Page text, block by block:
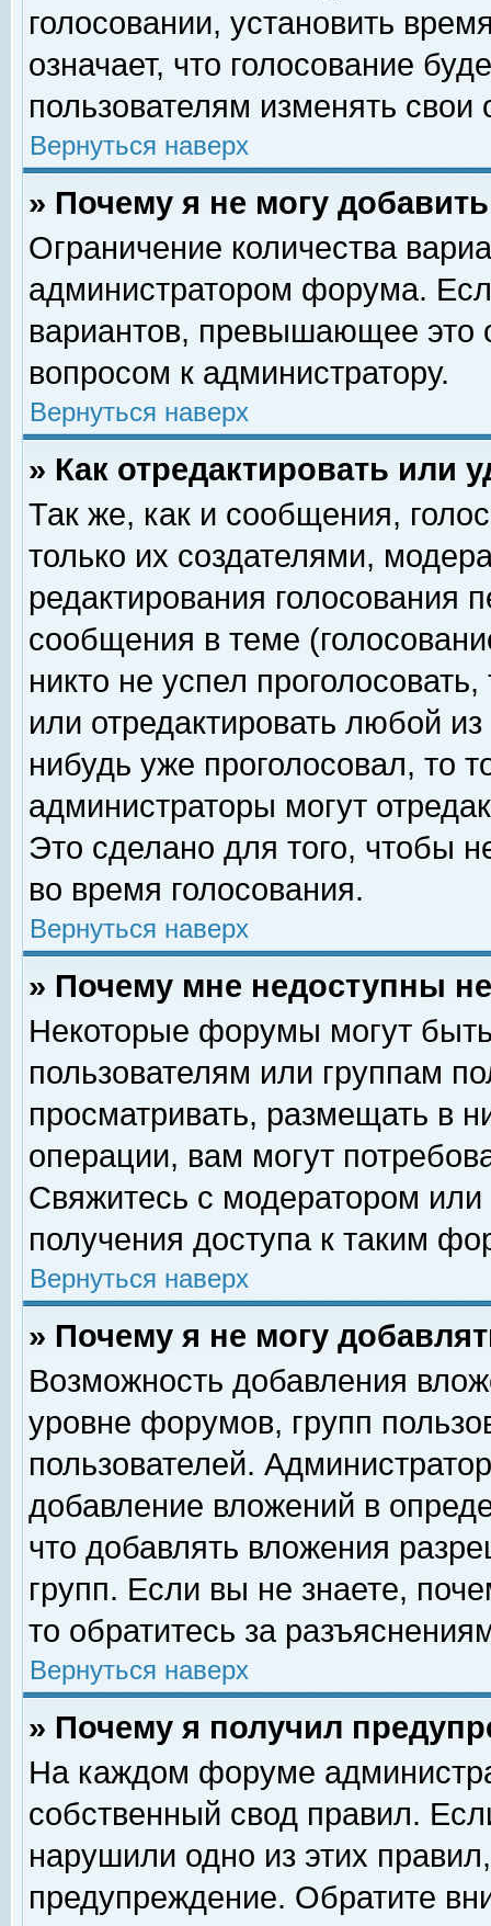
голосовании, установить
означает, что голосование
пользователям изменять свои
Вернуться наверх
» Почему я не могу
Ограничение количества
администратором форума.
вариантов, превышающее это
вопросом к администратору.
Вернуться наверх
» Как отредактировать или
Так же, как и сообщения,
только их создателями,
редактирования голосования
сообщения в теме
никто не успел
или отредактировать любой
нибудь уже проголосовал, то
администраторы могут
Это сделано для того, чтобы
во время голосования.
Вернуться наверх
» Почему мне недоступны
Некоторые форумы могут
пользователям или группам
просматривать, размещать в
операции, вам могут
Свяжитесь с модератором
получения доступа к таким
Вернуться наверх
» Почему я не могу
Возможность добавления
уровне форумов, групп
пользователей.
добавление вложений в
что добавлять вложения
групп. Если вы не знаете,
то обратитесь за
Вернуться наверх
» Почему я получил
На каждом форуме
собственный свод правил.
нарушили одно из этих
предупреждение. Обратите